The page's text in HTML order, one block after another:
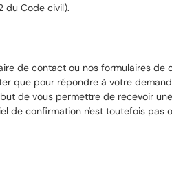
du Code civil).
de contact ou nos formulaires
que pour répondre à votre
de vous permettre de recevoir
de confirmation n'est toutefois pas